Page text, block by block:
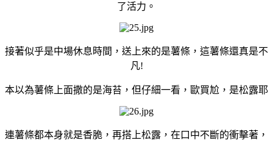
了活力。
接著似乎是中場休息時間，送上來的是薯條，這薯條還真是不
凡!
本以為薯條上面撒的是海苔，但仔細一看，歐買尬，是松露耶
連薯條都本身就是香脆，再搭上松露，在口中不斷的衝擊著，